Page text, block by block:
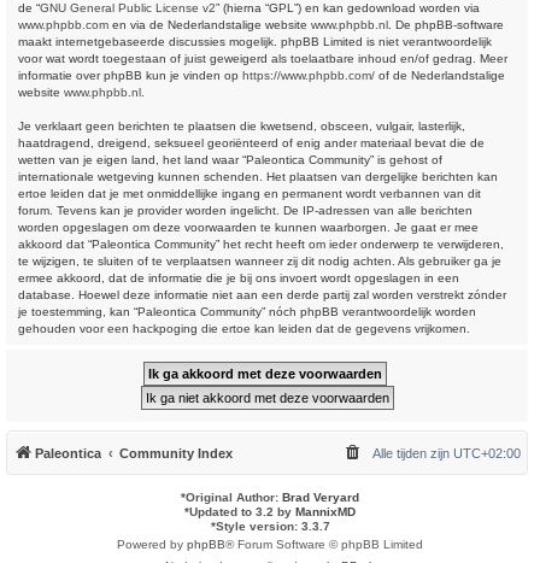
de “GNU General Public License v2” (hierna “GPL”) en kan gedownload worden via
www.phpbb.com en via de Nederlandstalige website www.phpbb.nl . De phpBB-software
maakt internetgebaseerde discussies mogelijk. phpBB Limited is niet verantwoordelijk
voor wat wordt toegestaan of juist geweigerd als toelaatbare inhoud en/of gedrag. Meer
informatie over phpBB kun je vinden op https://www.phpbb.com/ of de Nederlandstalige
website www.phpbb.nl
Je verklaart geen berichten te plaatsen die kwetsend, obsceen, vulgair, lasterlijk,
haatdragend, dreigend, seksueel georiënteerd of enig ander materiaal bevat die de
wetten van je eigen land, het land waar “Paleontica Community” is gehost of
internationale wetgeving kunnen schenden. Het plaatsen van dergelijke berichten kan
ertoe leiden dat je met onmiddellijke ingang en permanent wordt verbannen van dit
forum. Tevens kan je provider worden ingelicht. De IP-adressen van alle berichten
worden opgeslagen om deze voorwaarden te kunnen waarborgen. Je gaat er mee
akkoord dat “Paleontica Community” het recht heeft om ieder onderwerp te verwijderen,
te wijzigen, te sluiten of te verplaatsen wanneer zij dit nodig achten. Als gebruiker ga je
ermee akkoord, dat de informatie die je bij ons invoert wordt opgeslagen in een
database. Hoewel deze informatie niet aan een derde partij zal worden verstrekt zónder
je toestemming, kan “Paleontica Community” nóch phpBB verantwoordelijk worden
gehouden voor een hackpoging die ertoe kan leiden dat de gegevens vrijkomen.
Paleontica Community Index Alle tijden zijn UTC+02:00
*Original Author: Brad Veryard
*Updated to 3.2 by MannixMD
*Style version: 3.3.7
Powered by phpBB® Forum Software © phpBB Limited